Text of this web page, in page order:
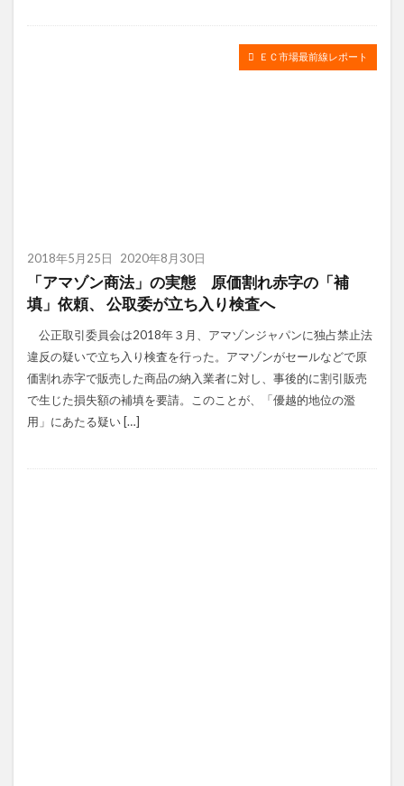
ＥＣ市場最前線レポート
2018年5月25日 2020年8月30日
「アマゾン商法」の実態 原価割れ赤字の「補
填」依頼、 公取委が立ち入り検査へ
公正取引委員会は2018年３月、アマゾンジャパンに独占禁止法
違反の疑いで立ち入り検査を行った。アマゾンがセールなどで原
価割れ赤字で販売した商品の納入業者に対し、事後的に割引販売
で生じた損失額の補填を要請。このことが、「優越的地位の濫
用」にあたる疑い […]